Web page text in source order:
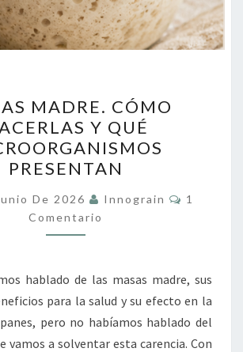
MADRE.
CÓMO
HACERLAS
Y
QUÉ
MICROORGANISMOS
PRESENTAN
MADRE. CÓMO
Y QUÉ
PRESENTAN
De 2026 Innograin
1
Comentario
hablado de las masas madre, sus
para la salud y su efecto en la
pero no habíamos hablado del
vamos a solventar esta carencia. Con